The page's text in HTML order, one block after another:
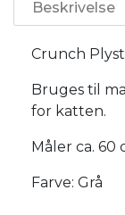
Beskrivelse
Crunch
Bruges til
for katten.
Måler ca. 60
Farve: Grå